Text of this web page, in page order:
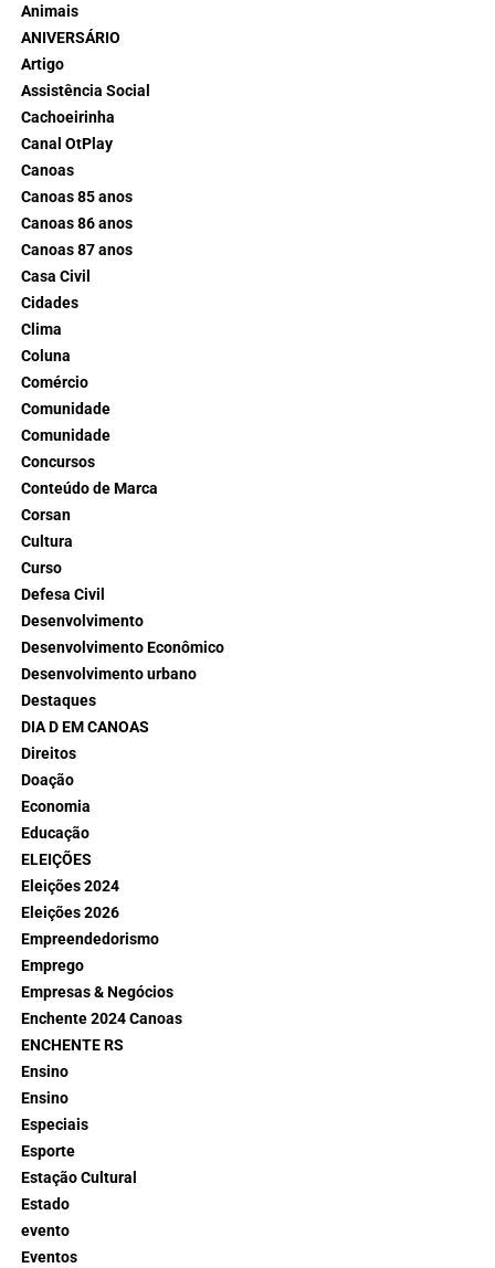
Animais
ANIVERSÁRIO
Artigo
Assistência Social
Cachoeirinha
Canal OtPlay
Canoas
Canoas 85 anos
Canoas 86 anos
Canoas 87 anos
Casa Civil
Cidades
Clima
Coluna
Comércio
Comunidade
Comunidade
Concursos
Conteúdo de Marca
Corsan
Cultura
Curso
Defesa Civil
Desenvolvimento
Desenvolvimento Econômico
Desenvolvimento urbano
Destaques
DIA D EM CANOAS
Direitos
Doação
Economia
Educação
ELEIÇÕES
Eleições 2024
Eleições 2026
Empreendedorismo
Emprego
Empresas & Negócios
Enchente 2024 Canoas
ENCHENTE RS
Ensino
Ensino
Especiais
Esporte
Estação Cultural
Estado
evento
Eventos